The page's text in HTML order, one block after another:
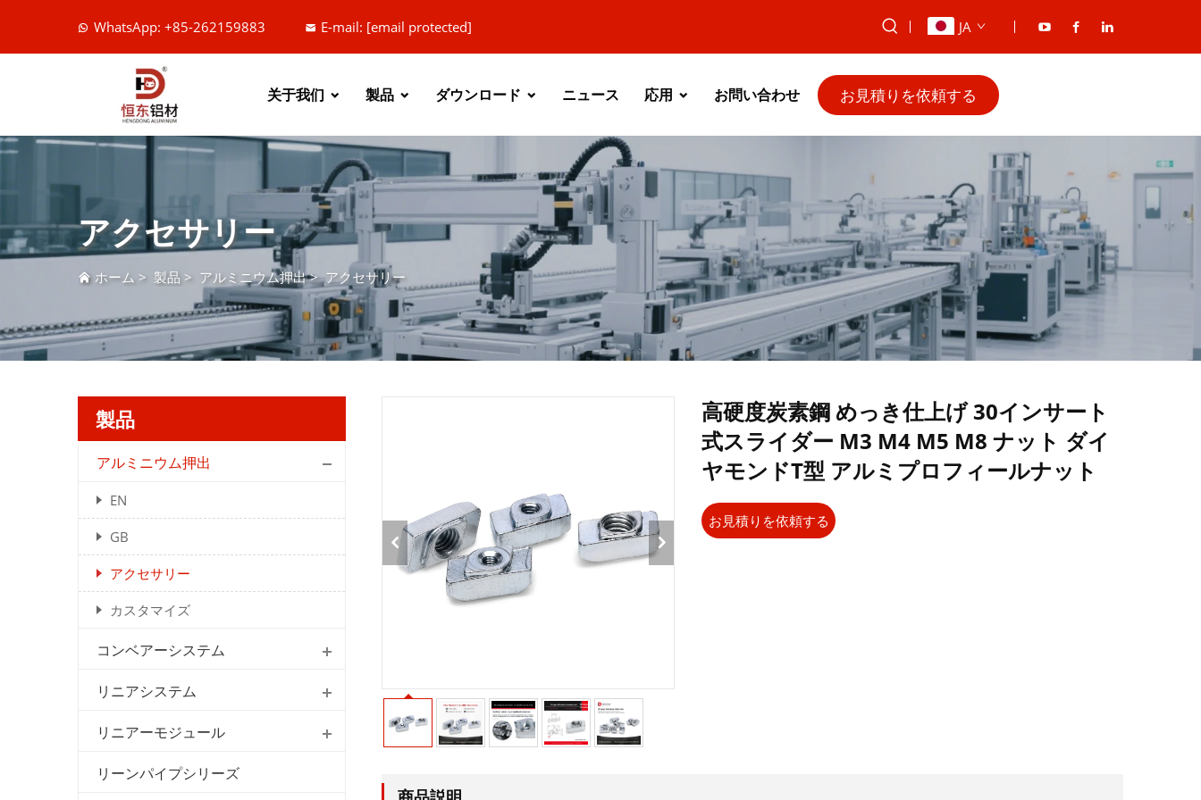
WhatsApp: +85-262159883 E-mail: [email protected] JA
关于我们 製品 ダウンロード ニュース 応用 お問い合わせ お見積りを依頼する
アクセサリー
ホーム > 製品 > アルミニウム押出>アクセサリー
製品
アルミニウム押出
EN
GB
アクセサリー
カスタマイズ
コンベアーシステム
リニアシステム
リニアーモジュール
リーンパイプシリーズ
高硬度炭素鋼 めっき仕上げ 30インサート
式スライダー M3 M4 M5 M8 ナット ダイ
ヤモンドT型 アルミプロフィールナット
お見積りを依頼する